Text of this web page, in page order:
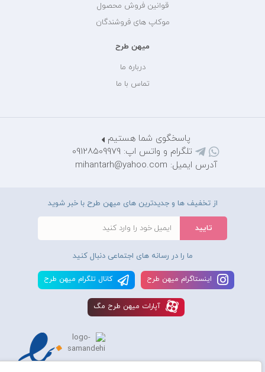
قوانین فروش محصول
موکاپ های فروشندگان
میهن طرح
درباره ما
تماس با ما
پاسخگوی شما هستیم
تلگرام و واتس اپ: 09128509979
آدرس ایمیل: mihantarh@yahoo.com
از تخفیف ها و جدیدترین های میهن طرح با خبر شوید
ما را در رسانه های اجتماعی دنبال کنید
اينستاگرام ميهن طرح کانال تلگرام ميهن طرح
آپارات ميهن طرح مگ